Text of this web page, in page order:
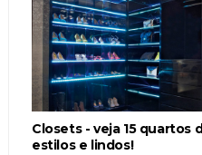
Closets - veja 15
estilos e lindos!